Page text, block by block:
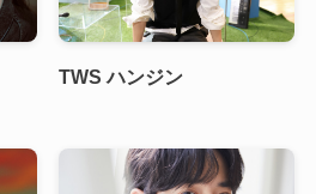
TWS ハンジン